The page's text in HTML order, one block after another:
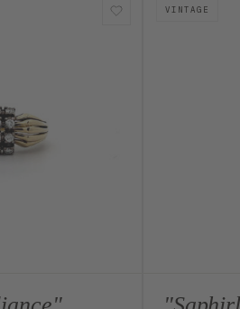
VINTAGE